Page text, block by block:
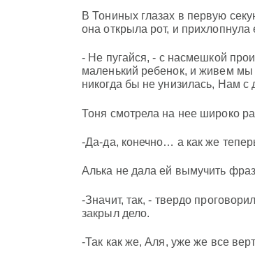
В Тониных глазах в первую
она открыла рот, и прихлопнула
- Не пугайся, - с насмешкой
маленький ребенок, и живем мы
никогда бы не унизилась, Нам
Тоня смотрела на нее широко
-Да-да, конечно… а как же
Алька не дала ей вымучить
-Значит, так, - твердо
закрыл дело.
-Так как же, Аля, уже же все